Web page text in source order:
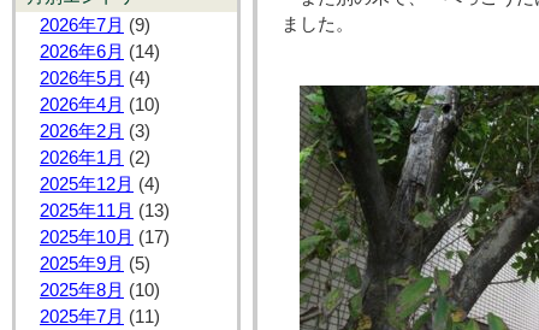
2026年7月 (9)
2026年6月 (14)
2026年5月 (4)
2026年4月 (10)
2026年2月 (3)
2026年1月 (2)
2025年12月 (4)
2025年11月 (13)
2025年10月 (17)
2025年9月 (5)
2025年8月 (10)
2025年7月 (11)
ました。